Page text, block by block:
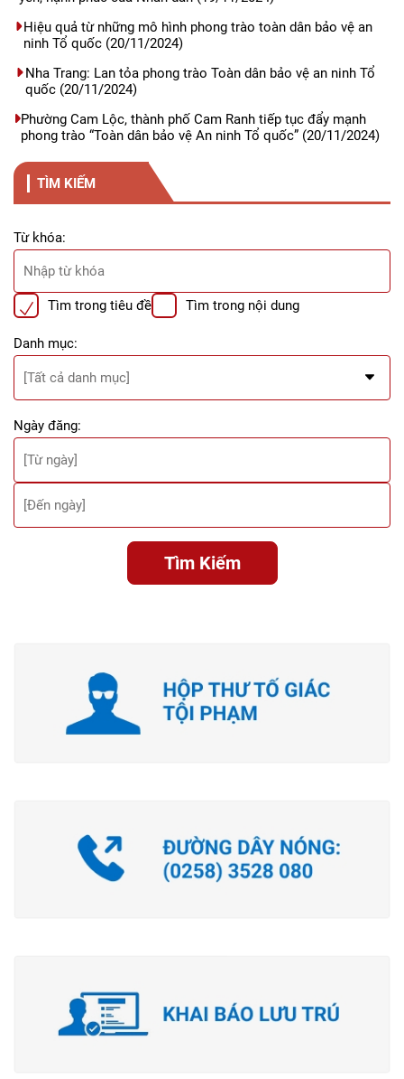
Hiệu quả từ những mô hình phong trào toàn dân bảo vệ an
ninh Tổ quốc (20/11/2024)
Nha Trang: Lan tỏa phong trào Toàn dân bảo vệ an ninh Tổ
quốc(20/11/2024)
Phường Cam Lộc, thành phố Cam Ranh tiếp tục đẩy mạnh
phong trào “Toàn dân bảo vệ An ninh Tổ quốc” (20/11/2024)
TÌM KIẾM
Từ khóa:
Tìm trong tiêu đề Tìm trong nội dung
Danh mục:
Ngày đăng:
Tìm Kiếm